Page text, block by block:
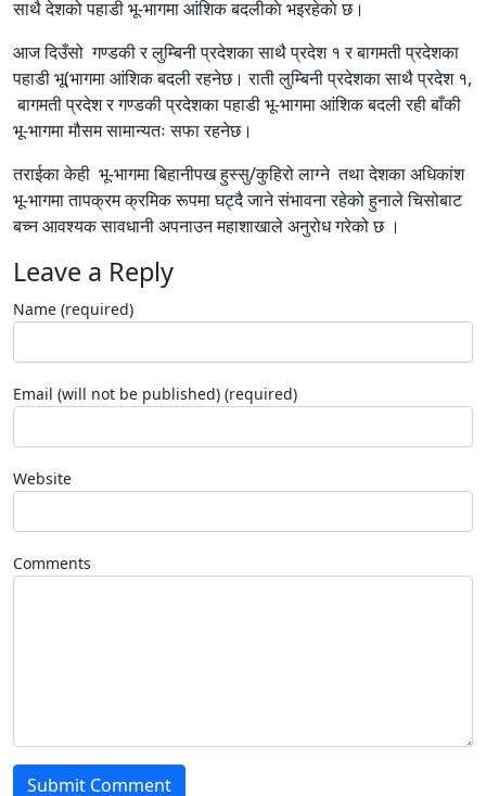
साथै देशको पहाडी भू-भागमा आंशिक बदलीकाे भइरहेकाे छ।
आज दिउँसो गण्डकी र लुम्बिनी प्रदेशका साथै प्रदेश १ र बागमती प्रदेशका
पहाडी भू(भागमा आंशिक बदली रहनेछ। राती लुम्बिनी प्रदेशका साथै प्रदेश १,
बागमती प्रदेश र गण्डकी प्रदेशका पहाडी भू-भागमा आंशिक बदली रही बाँकी
भू-भागमा मौसम सामान्यतः सफा रहनेछ।
तराईका केही भू-भागमा बिहानीपख हुस्सु/कुहिरो लाग्ने तथा देशका अधिकांश
भू-भागमा तापक्रम क्रमिक रूपमा घट्दै जाने संभावना रहेको हुनाले चिसोबाट
बच्न आवश्यक सावधानी अपनाउन महाशाखाले अनुरोध गरेको छ ।
Leave a Reply
Name (required)
Email (will not be published) (required)
Website
Comments